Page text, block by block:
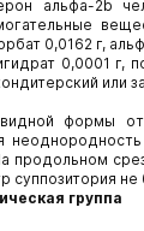
альфа-2b
0,0162 г,
0,0001 г,
или
формы
продольном
суппозитория
группа